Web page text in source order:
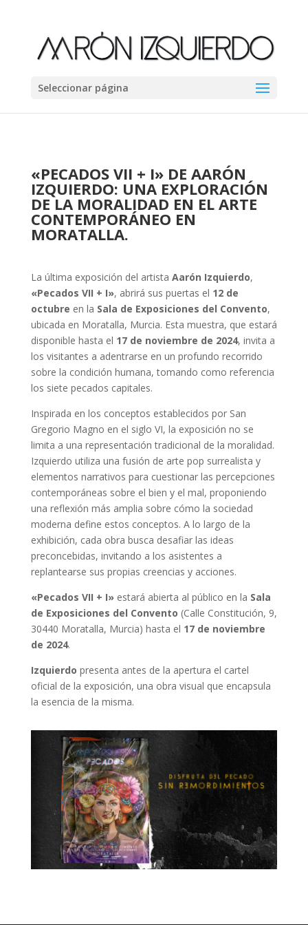
Seleccionar página
«PECADOS VII + I» DE AARÓN
IZQUIERDO: UNA EXPLORACIÓN
DE LA MORALIDAD EN EL ARTE
CONTEMPORÁNEO EN
MORATALLA.
La última exposición del artista Aarón Izquierdo,
«Pecados VII + I», abrirá sus puertas el 12 de
octubre en la Sala de Exposiciones del Convento,
ubicada en Moratalla, Murcia. Esta muestra, que estará
disponible hasta el 17 de noviembre de 2024, invita a
los visitantes a adentrarse en un profundo recorrido
sobre la condición humana, tomando como referencia
los siete pecados capitales.
Inspirada en los conceptos establecidos por San
Gregorio Magno en el siglo VI, la exposición no se
limita a una representación tradicional de la moralidad.
Izquierdo utiliza una fusión de arte pop surrealista y
elementos narrativos para cuestionar las percepciones
contemporáneas sobre el bien y el mal, proponiendo
una reflexión más amplia sobre cómo la sociedad
moderna define estos conceptos. A lo largo de la
exhibición, cada obra busca desafiar las ideas
preconcebidas, invitando a los asistentes a
replantearse sus propias creencias y acciones.
«Pecados VII + I»estará abierta al público en la Sala
de Exposiciones del Convento (Calle Constitución, 9,
30440 Moratalla, Murcia) hasta el 17 de noviembre
de 2024.
Izquierdo presenta antes de la apertura el cartel
oficial de la exposición, una obra visual que encapsula
la esencia de la misma.